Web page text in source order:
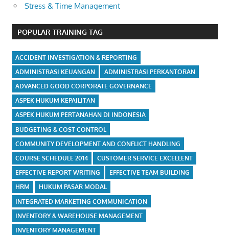
Stress & Time Management
POPULAR TRAINING TAG
ACCIDENT INVESTIGATION & REPORTING
ADMINISTRASI KEUANGAN
ADMINISTRASI PERKANTORAN
ADVANCED GOOD CORPORATE GOVERNANCE
ASPEK HUKUM KEPAILITAN
ASPEK HUKUM PERTANAHAN DI INDONESIA
BUDGETING & COST CONTROL
COMMUNITY DEVELOPMENT AND CONFLICT HANDLING
COURSE SCHEDULE 2014
CUSTOMER SERVICE EXCELLENT
EFFECTIVE REPORT WRITING
EFFECTIVE TEAM BUILDING
HRM
HUKUM PASAR MODAL
INTEGRATED MARKETING COMMUNICATION
INVENTORY & WAREHOUSE MANAGEMENT
INVENTORY MANAGEMENT